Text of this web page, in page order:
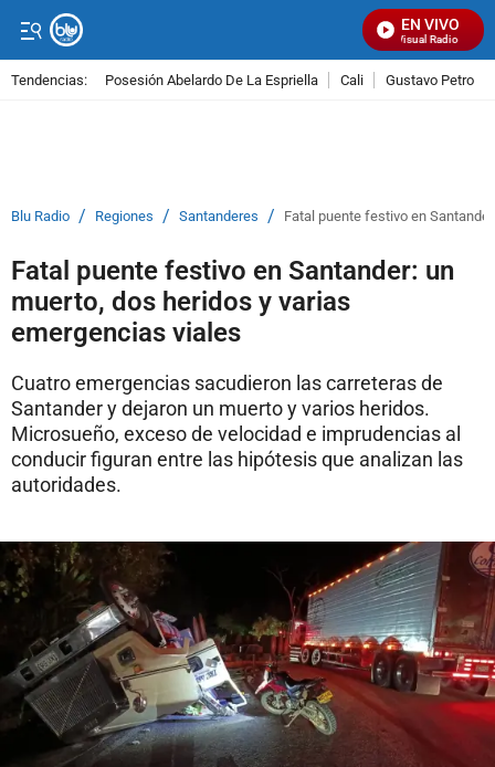
EN VIVO
Señal Visual Radio
Tendencias: Posesión Abelardo De La Espriella Cali Gustavo Petro
Blu Radio / Regiones / Santanderes / Fatal puente festivo en
Fatal puente festivo en Santander: un
muerto, dos heridos y varias
emergencias viales
Cuatro emergencias sacudieron las carreteras de
Santander y dejaron un muerto y varios heridos.
Microsueño, exceso de velocidad e imprudencias al
conducir figuran entre las hipótesis que analizan las
autoridades.